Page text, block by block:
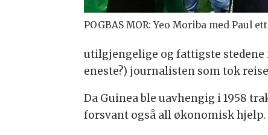
POGBAS MOR: Yeo Moriba med Paul
utilgjengelige og fattigste stedene
eneste?) journalisten som tok
Da Guinea ble uavhengig i 1958
forsvant også all økonomisk